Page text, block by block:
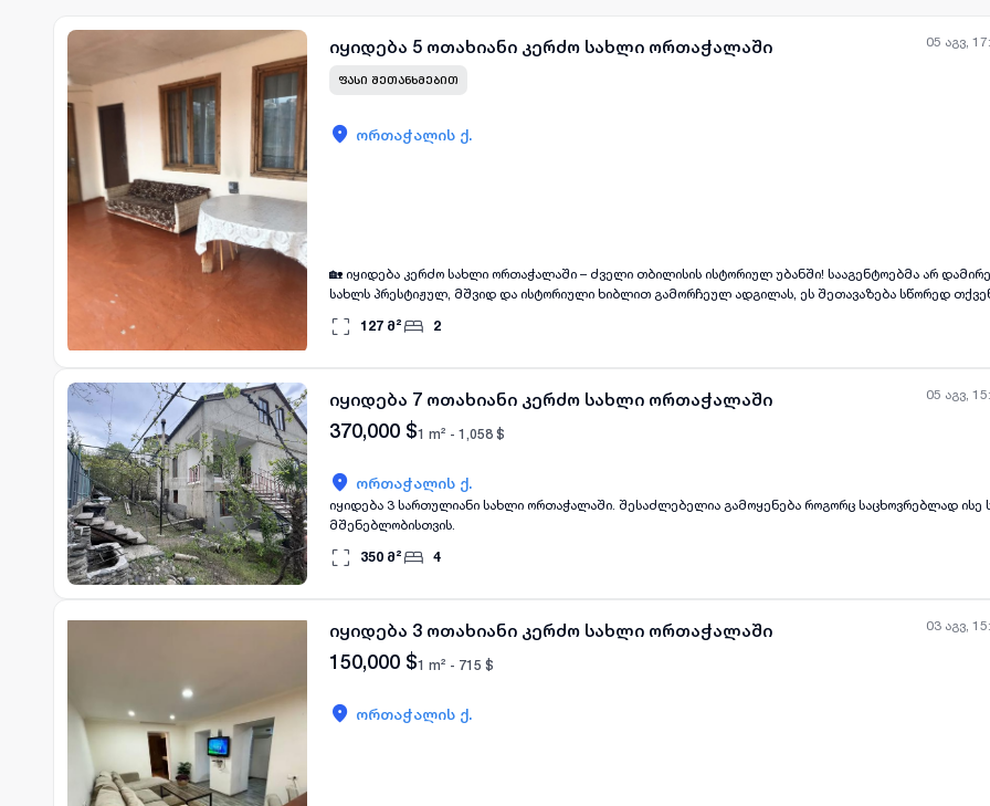
05 აგვ,
იყიდება 5 ოთახიანი კერძო სახლი ორთაჭალაში
ᲤᲐᲡᲘ ᲨᲔᲗᲐᲜᲮᲛᲔᲑᲘᲗ
ორთაჭალის ქ.
🏡 იყიდება კერძო სახლი ორთაჭალაში – ძველი თბილისის ისტორიულ უბანში! სააგენტოებმა არ დამირეკოთ! თუ ეძებთ
სახლს პრესტიჟულ, მშვიდ და ისტორიული ხიბლით გამორჩეულ ადგილას, ეს შეთავაზება სწორედ
იდეალურია ოჯახური დასვენებისა და სტუმრების მისაღებად. სახლი მდებარეობს ერთ-ერთ ყველაზე გამორჩეულ და
დაგვიკავშირდით: 571 045 365
127 მ² 2
05 აგვ,
ყველა ფოტო+( 6)
იყიდება 7 ოთახიანი კერძო სახლი ორთაჭალაში
370,000 $1 m² - 1,058 $
ორთაჭალის ქ.
იყიდება 3 სართულიანი სახლი ორთაჭალაში. შესაძლებელია გამოყენება როგორც საცხოვრებლად ისე
მშენებლობისთვის.
350 მ² 4
03 აგვ,
იყიდება 3 ოთახიანი კერძო სახლი ორთაჭალაში
150,000 $1 m² - 715 $
ორთაჭალის ქ.